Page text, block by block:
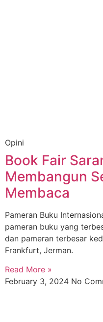
Opini
Book Fair
Membangun
Membaca
Pameran Buku
pameran buku yang
dan pameran terbesar
Frankfurt, Jerman.
Read More »
February 3, 2024 No